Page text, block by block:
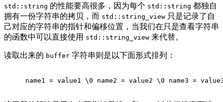
std::string 的性能要高很多，因为每个 std::string 都独自
拥有一份字符串的拷贝，而 std::string_view 只是记录了自
己对应的字符串的指针和偏移位置，当我们在只是查看字符串
的函数中可以直接使用 std::string_view 来代替。
读取出来的 buffer 字符串则是以下面形式排列：
name1 = value1 \0 name2 = value2 \0 name3 =